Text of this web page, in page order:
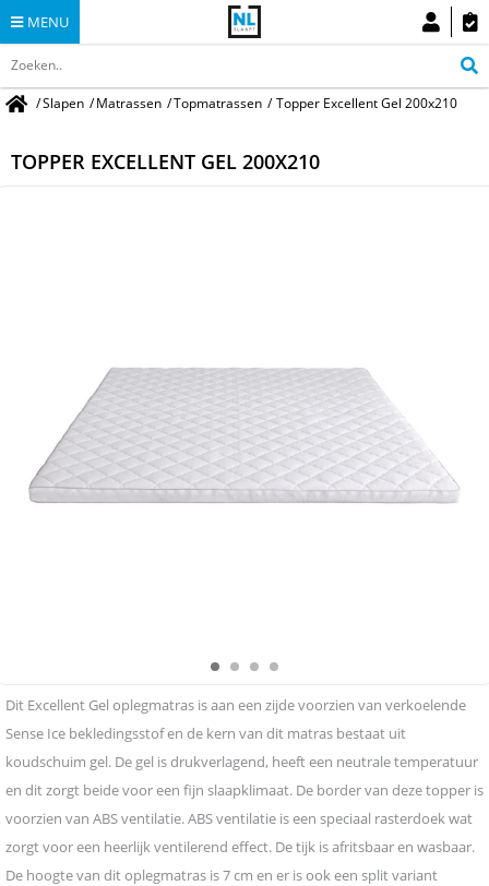
MENU
/Slapen /Matrassen /Topmatrassen / Topper Excellent Gel 200x210
TOPPER EXCELLENT GEL 200X210
Dit Excellent Gel oplegmatras is aan een zijde voorzien van verkoelende
Sense Ice bekledingsstof en de kern van dit matras bestaat uit
koudschuim gel. De gel is drukverlagend, heeft een neutrale temperatuur
en dit zorgt beide voor een fijn slaapklimaat. De border van deze topper is
voorzien van ABS ventilatie. ABS ventilatie is een speciaal rasterdoek wat
zorgt voor een heerlijk ventilerend effect. De tijk is afritsbaar en wasbaar.
De hoogte van dit oplegmatras is 7 cm en er is ook een split variant